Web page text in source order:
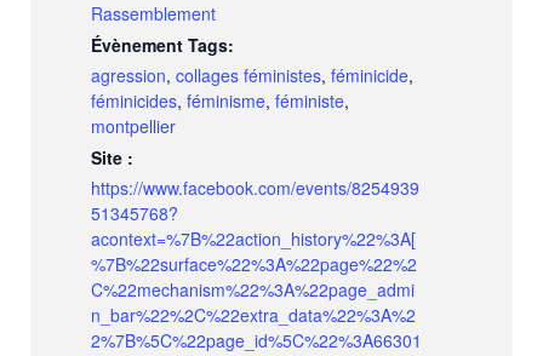
Rassemblement
Évènement Tags:
agression, collages féministes, féminicide,
féminicides, féminisme, féministe,
montpellier
Site :
https://www.facebook.com/events/8254939
51345768?
acontext=%7B%22action_history%22%3A[
%7B%22surface%22%3A%22page%22%2
C%22mechanism%22%3A%22page_admi
n_bar%22%2C%22extra_data%22%3A%2
2%7B%5C%22page_id%5C%22%3A66301